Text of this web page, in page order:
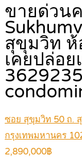
ขายด่วน
สุขุมวิท ห้
เคยปล่อ
3629235
ซอย สุขุมวิท 50 ถ.
กรุงเทพมหานคร
2,890,000฿